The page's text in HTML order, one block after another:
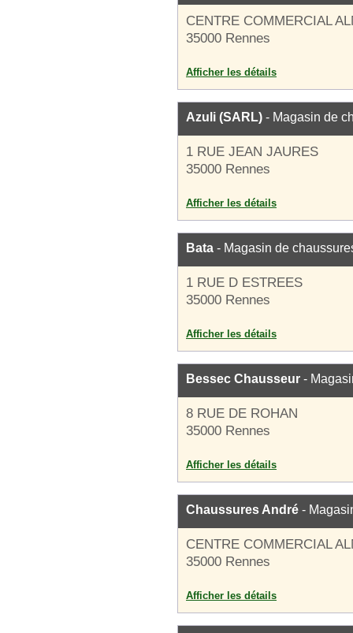
CENTRE COMMERCIAL
35000 Rennes
Afficher les détails
Azuli (SARL) - Magasin de
1 RUE JEAN JAURES
35000 Rennes
Afficher les détails
Bata - Magasin de
1 RUE D ESTREES
35000 Rennes
Afficher les détails
Bessec Chausseur -
8 RUE DE ROHAN
35000 Rennes
Afficher les détails
Chaussures André -
CENTRE COMMERCIAL
35000 Rennes
Afficher les détails